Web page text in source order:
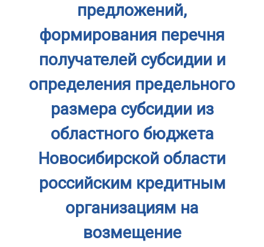
предложений,
формирования перечня
получателей субсидии и
определения предельного
размера субсидии из
областного бюджета
Новосибирской области
российским кредитным
организациям на
возмещение